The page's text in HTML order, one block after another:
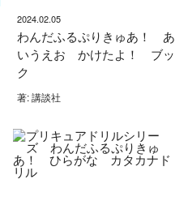
2024.02.05
わんだふるぷりきゅあ！ あ
いうえお かけたよ！ ブッ
ク
著: 講談社